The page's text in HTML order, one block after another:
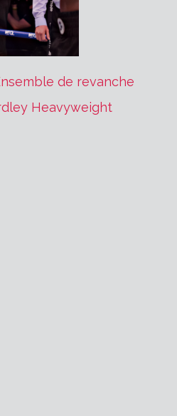
de revanche
Heavyweight